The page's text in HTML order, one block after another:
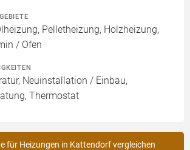
Pelletheizung, Holzheizung,
/ Ofen
Neuinstallation / Einbau,
Thermostat
für Heizungen in Kattendorf vergleichen